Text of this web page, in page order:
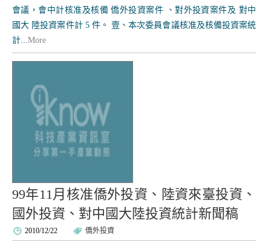
會議，會中計核准及核備 僑外投資案件 、對外投資案件及 對中
國大 陸投資案件計 5 件。 壹、本次委員會議核准及核備投資案統
計...More
99年11月核准僑外投資、陸資來臺投資、
國外投資、對中國大陸投資統計新聞稿
2010/12/22 僑外投資